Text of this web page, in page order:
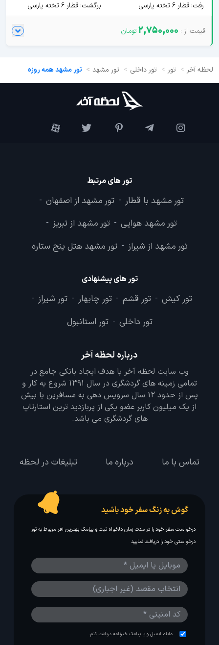
رفت: قطار 6 تخته پارسی
برگشت: قطار 6 تخته پارسی
2,750,000
لحظه آخر تور تور داخلی تور مشهد تور مشهد همه روزه
تور های مرتبط
تور مشهد با قطار - تور مشهد از اصفهان -
تور مشهد هوایی - تور مشهد از تبریز -
تور مشهد از شیراز - تور مشهد هتل پنج ستاره
تور های پیشنهادی
تور کیش - تور قشم - تور چابهار - تور شیراز -
تور داخلی - تور استانبول
درباره لحظه آخر
وب سایت لحظه آخر با هدف ایجاد بانکی جامع در
تمامی زمینه های گردشگری در سال 1391 شروع به کار و
پس از حدود 12 سال سرویس دهی به مسافرین با بیش
از یک میلیون کاربر عضو یکی از پربازدید ترین استارتاپ
های گردشگری می باشد.
تماس با ما درباره ما تبلیغات در لحظه
گوش به زنگ سفر خود باشید
درخواست سفر خود را در مدت زمان دلخواه ثبت و پیامک بهترین آفر مربوط به تور
درخواستی خود را دریافت نمایید
مایلم ایمیل و یا پیامک خبرنامه دریافت کنم.